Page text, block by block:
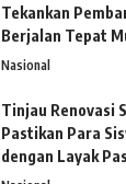
Tekankan
Berjalan Tepat
Nasional
Tinjau Renovasi
Pastikan Para
dengan Layak